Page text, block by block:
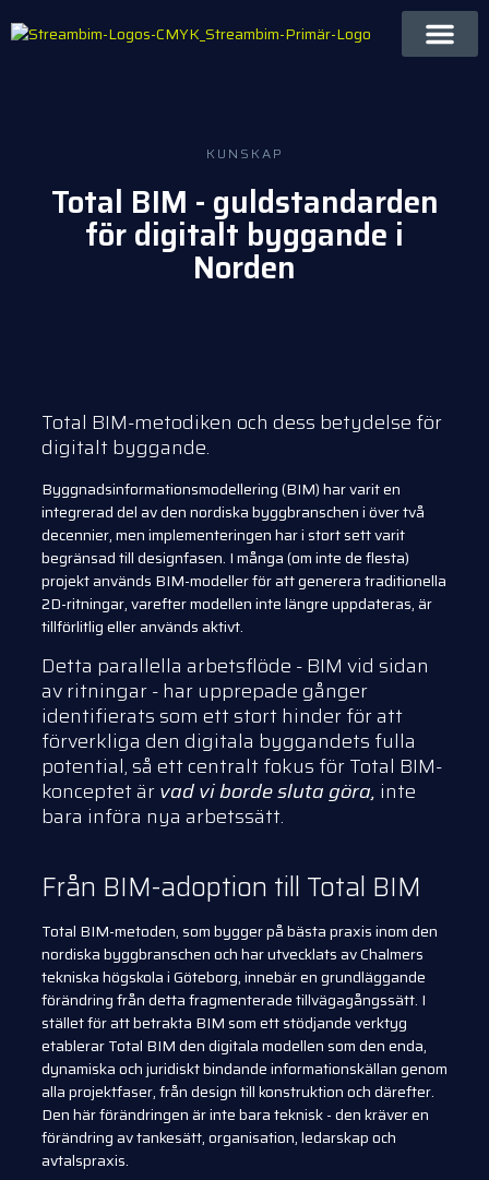
KUNSKAP
Total BIM - guldstandarden
för digitalt byggande i
Norden
Total BIM-metodiken och dess betydelse för
digitalt byggande.
Byggnadsinformationsmodellering (BIM) har varit en
integrerad del av den nordiska byggbranschen i över två
decennier, men implementeringen har i stort sett varit
begränsad till designfasen. I många (om inte de flesta)
projekt används BIM-modeller för att generera traditionella
2D-ritningar, varefter modellen inte längre uppdateras, är
tillförlitlig eller används aktivt.
Detta parallella arbetsflöde - BIM vid sidan
av ritningar - har upprepade gånger
identifierats som ett stort hinder för att
förverkliga den digitala byggandets fulla
potential, så ett centralt fokus för Total BIM-
konceptet ärvad vi borde sluta göra, inte
bara införa nya arbetssätt.
Från BIM-adoption till Total BIM
Total BIM-metoden, som bygger på bästa praxis inom den
nordiska byggbranschen och har utvecklats av Chalmers
tekniska högskola i Göteborg, innebär en grundläggande
förändring från detta fragmenterade tillvägagångssätt. I
stället för att betrakta BIM som ett stödjande verktyg
etablerar Total BIM den digitala modellen som den enda,
dynamiska och juridiskt bindande informationskällan genom
alla projektfaser, från design till konstruktion och därefter.
Den här förändringen är inte bara teknisk - den kräver en
förändring av tankesätt, organisation, ledarskap och
avtalspraxis.